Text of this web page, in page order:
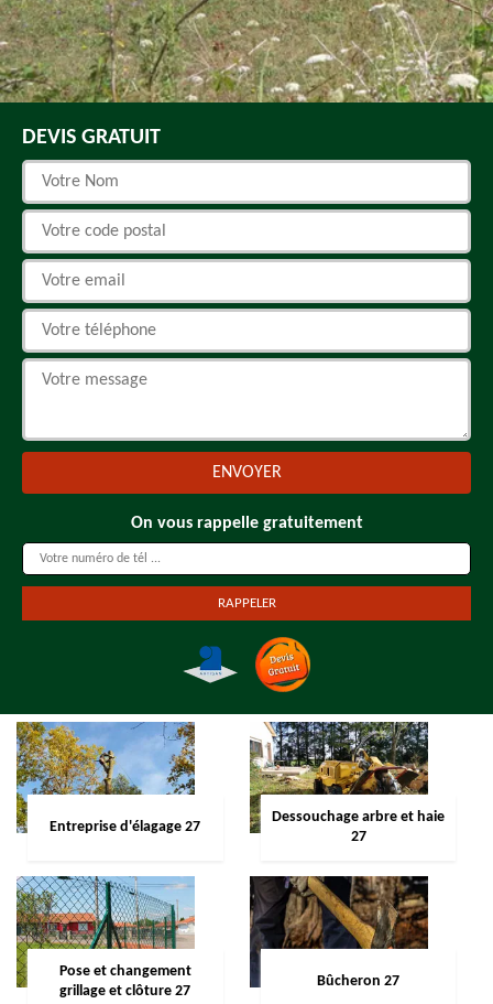
DEVIS GRATUIT
On vous rappelle gratuitement
Entreprise d'élagage 27
Dessouchage arbre et haie
27
Pose et changement
grillage et clôture 27
Bûcheron 27